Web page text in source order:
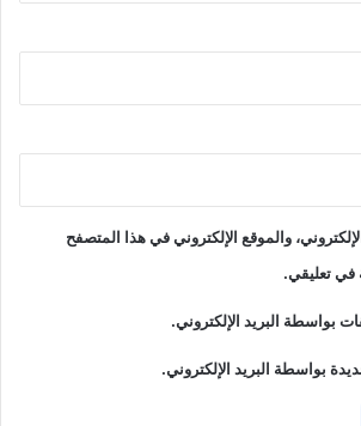
والموقع الإلكتروني في هذا المتصفح
في تعليقي.
بواسطة البريد الإلكتروني.
بواسطة البريد الإلكتروني.